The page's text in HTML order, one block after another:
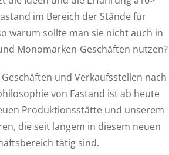
im Bereich der Stände für
warum sollte man sie nicht auch in
Monomarken-Geschäften nutzen?
und Verkaufsstellen nach
von Fastand ist ab heute
Produktionsstätte und unserem
die seit langem in diesem neuen
tätig sind.